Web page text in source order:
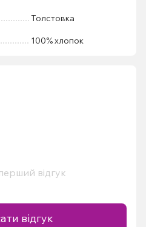
Толстовка
100% хлопок
відгук
відгук